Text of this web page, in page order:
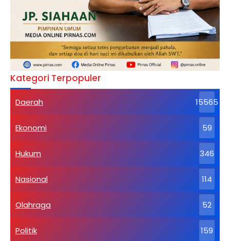
Kategori Terpopuler
Daerah 15565
Ekonomi 59
Hukum 346
Nasional 114
Olahraga 52
Politik 159